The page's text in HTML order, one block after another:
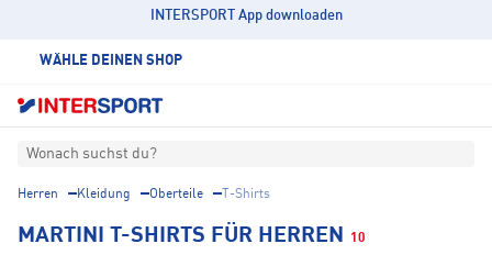
INTERSPORT App downloaden
WÄHLE DEINEN SHOP
Wonach suchst du?
Herren Kleidung Oberteile T-Shirts
MARTINI T-SHIRTS FÜR HERREN 10